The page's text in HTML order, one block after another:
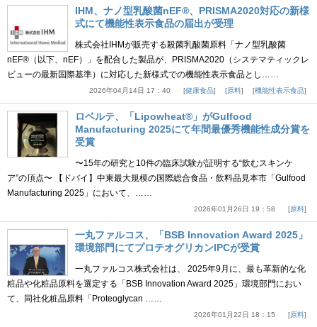
IHM、ナノ型乳酸菌nEF®、PRISMA2020対応の新様
式にて機能性表示食品の届出が受理
株式会社IHMが販売する殺菌乳酸菌原料「ナノ型乳酸菌
nEF®（以下、nEF）」を配合した製品が、PRISMA2020（システマティックレ
ビューの最新国際基準）に対応した新様式での機能性表示食品とし……
2026年04月14日 17：40 健康食品 原料 機能性表示食品
ロベルテ、「Lipowheat®」がGulfood
Manufacturing 2025にて年間最優秀機能性成分賞を
受賞
〜15年の研究と10件の臨床試験が証明する“飲むスキンケ
ア”の頂点〜 【ドバイ】中東最大規模の国際総合食品・飲料品見本市「Gulfood
Manufacturing 2025」において、……
2026年01月26日 19：58 原料
一丸ファルコス、「BSB Innovation Award 2025」
環境部門にてプロテオグリカンIPCが受賞
一丸ファルコス株式会社は、 2025年9月に、最も革新的な化
粧品や化粧品原料を選定する「BSB Innovation Award 2025」環境部門におい
て、同社化粧品原料「Proteoglycan ……
2026年01月22日 18：15 原料